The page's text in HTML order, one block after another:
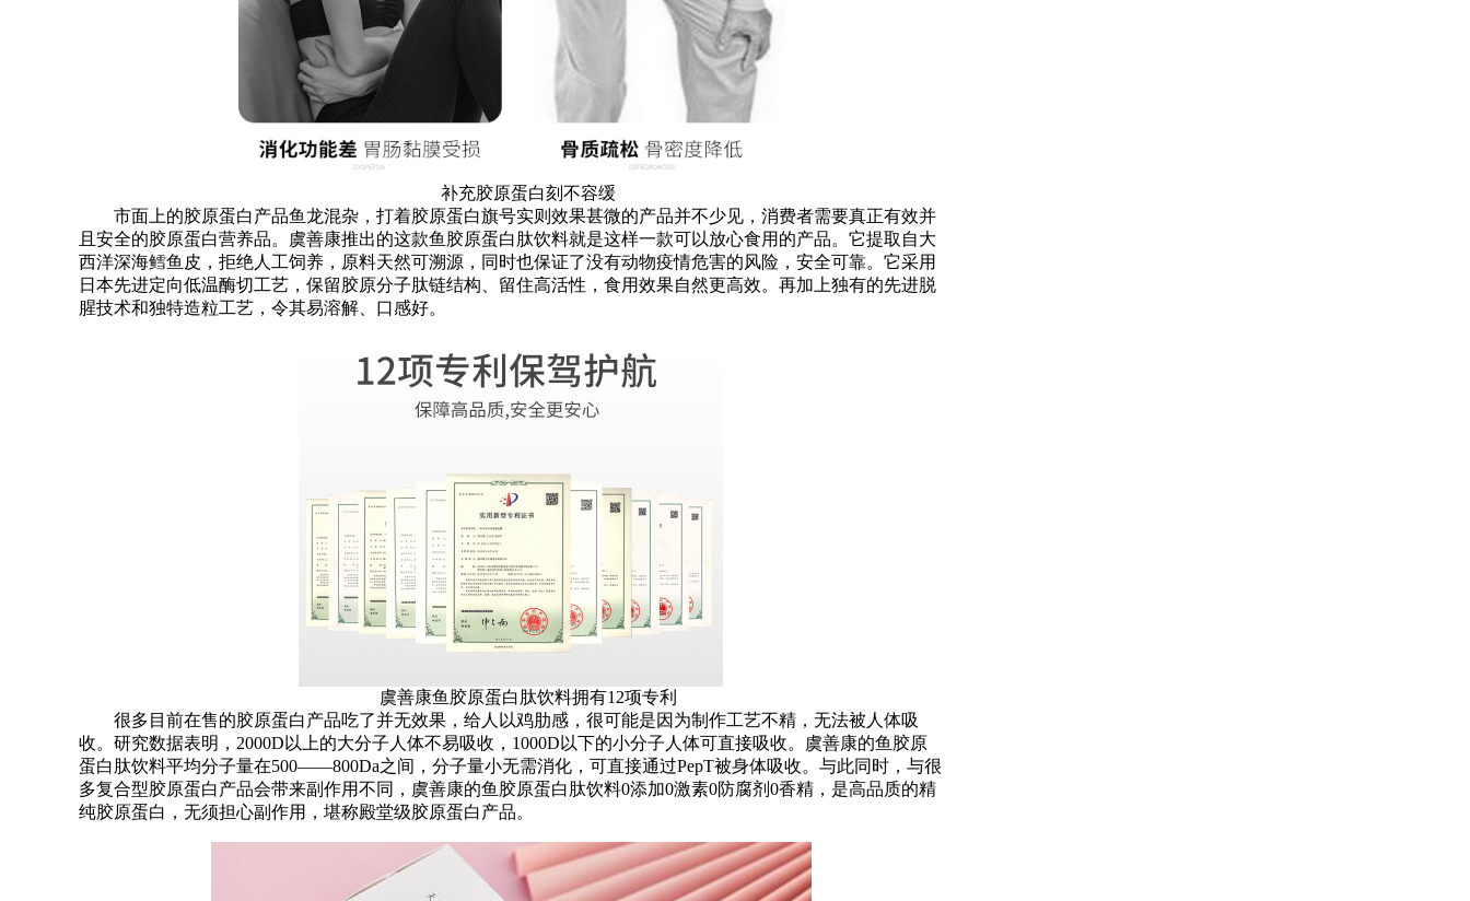
补充胶原蛋白刻不容缓
市面上的胶原蛋白产品鱼龙混杂，打着胶原蛋白旗号实则效果甚微的产品并不少见，消费者需要真正有效并
且安全的胶原蛋白营养品。虞善康推出的这款鱼胶原蛋白肽饮料就是这样一款可以放心食用的产品。它提取自大
西洋深海鳕鱼皮，拒绝人工饲养，原料天然可溯源，同时也保证了没有动物疫情危害的风险，安全可靠。它采用
日本先进定向低温酶切工艺，保留胶原分子肽链结构、留住高活性，食用效果自然更高效。再加上独有的先进脱
腥技术和独特造粒工艺，令其易溶解、口感好。
虞善康鱼胶原蛋白肽饮料拥有12项专利
很多目前在售的胶原蛋白产品吃了并无效果，给人以鸡肋感，很可能是因为制作工艺不精，无法被人体吸
收。研究数据表明，2000D以上的大分子人体不易吸收，1000D以下的小分子人体可直接吸收。虞善康的鱼胶原
蛋白肽饮料平均分子量在500——800Da之间，分子量小无需消化，可直接通过PepT被身体吸收。与此同时，与很
多复合型胶原蛋白产品会带来副作用不同，虞善康的鱼胶原蛋白肽饮料0添加0激素0防腐剂0香精，是高品质的精
纯胶原蛋白，无须担心副作用，堪称殿堂级胶原蛋白产品。